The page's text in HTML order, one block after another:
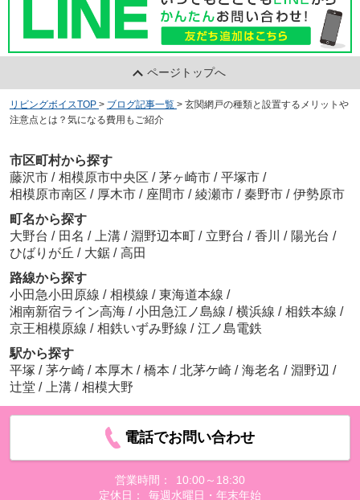
ページトップへ
リビングボイスTOP > ブログ記事一覧 > 玄関網戸の種類と設置するメリットや
注意点とは？気になる費用もご紹介
市区町村から探す
藤沢市 / 相模原市中央区 / 茅ヶ崎市 / 平塚市 /
相模原市南区 / 厚木市 / 座間市 / 綾瀬市 / 秦野市 / 伊勢原市
町名から探す
大野台 / 田名 / 上溝 / 淵野辺本町 / 立野台 / 香川 / 陽光台 /
ひばりが丘 / 大鋸 / 高田
路線から探す
小田急小田原線 / 相模線 / 東海道本線 /
湘南新宿ライン高海 / 小田急江ノ島線 / 横浜線 / 相鉄本線 /
京王相模原線 / 相鉄いずみ野線 / 江ノ島電鉄
駅から探す
平塚 / 茅ケ崎 / 本厚木 / 橋本 / 北茅ケ崎 / 海老名 / 淵野辺 /
辻堂 / 上溝 / 相模大野
電話でお問い合わせ
営業時間：
10:00～18:30
定休日：
毎週水曜日・年末年始